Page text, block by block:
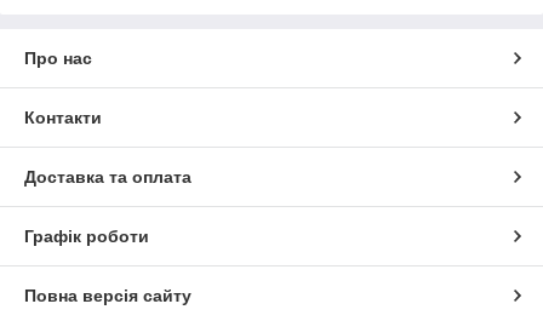
Про нас
Контакти
Доставка та оплата
Графік роботи
Повна версія сайту